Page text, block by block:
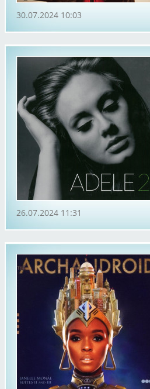
30.07.2024 10:03
26.07.2024 11:31